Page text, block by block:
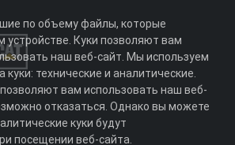
по объему файлы, которые
устройстве. Куки позволяют вам
наш веб-сайт. Мы используем
технические и аналитические.
вам использовать наш веб-
отказаться. Однако вы можете
куки будут
посещении веб-сайта.